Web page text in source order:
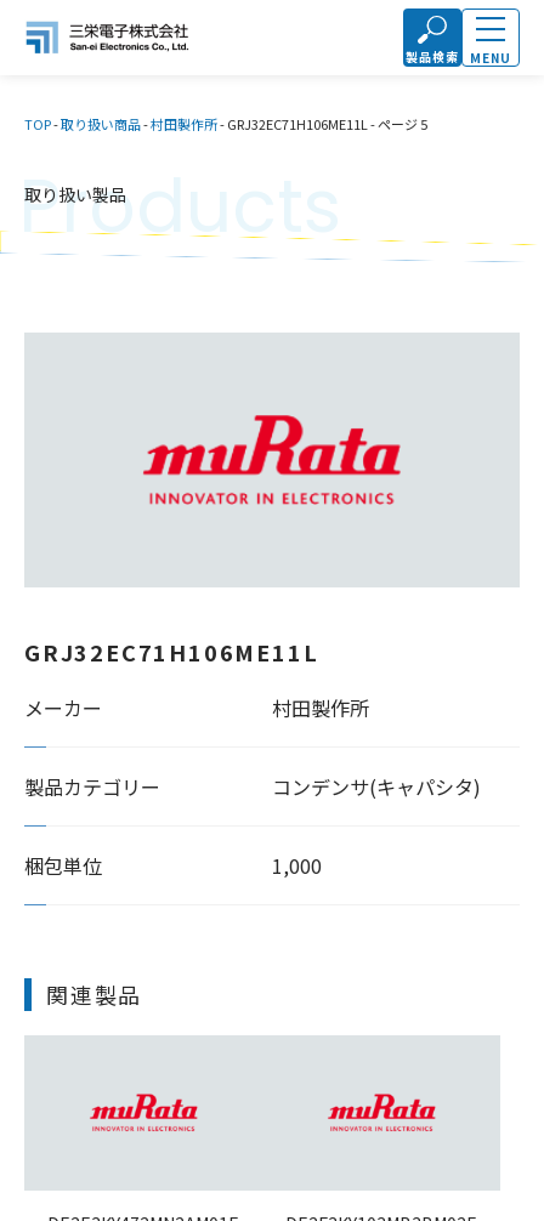
製品検索 MENU
TOP-取り扱い商品-村田製作所-GRJ32EC71H106ME11L -ページ 5
取り扱い製品
Products
GRJ32EC71H106ME11L
メーカー 村田製作所
製品カテゴリー コンデンサ(キャパシタ)
梱包単位 1,000
関連製品